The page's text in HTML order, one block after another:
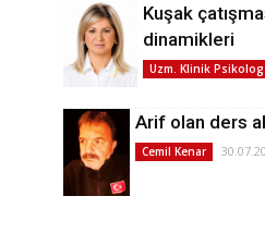
Kuşak
dinamikleri
Uzm. Klinik
Arif olan ders
Cemil Kenar